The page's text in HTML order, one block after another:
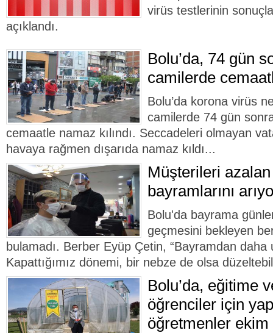
virüs testlerinin
açıklandı.
Bolu’da, 74 gün
camilerde
Bolu’da korona virüs
camilerde 74 gün
cemaatle namaz kılındı. Seccadeleri olmayan
havaya rağmen dışarıda namaz kıldı...
Müşterileri
bayramlarını
Bolu'da bayrama
geçmesini bekleyen
bulamadı. Berber Eyüp Çetin, “Bayramdan daha
Kapattığımız dönemi, bir nebze de olsa
Bolu’da, eğitime
öğrenciler için
öğretmenler ekim